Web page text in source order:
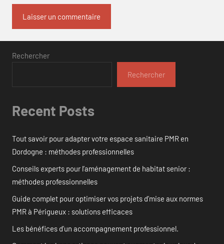
Rechercher
Rechercher
Recent Posts
Tout savoir pour adapter votre espace sanitaire PMR en
Dordogne : méthodes professionnelles
Conseils experts pour l’aménagement de habitat senior :
méthodes professionnelles
Guide complet pour optimiser vos projets d’mise aux normes
PMR à Périgueux : solutions efficaces
Les bénéfices d’un accompagnement professionnel.